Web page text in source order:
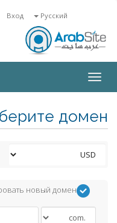
Русский
Вход
Toggle
navigation
домен...
новый домен